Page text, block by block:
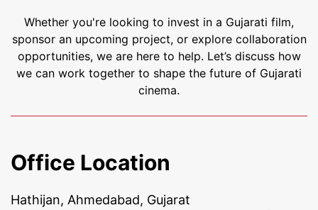
Whether you're looking to invest in a Gujarati film,
sponsor an upcoming project, or explore collaboration
opportunities, we are here to help. Let’s discuss how
we can work together to shape the future of Gujarati
cinema.
Office Location
Hathijan, Ahmedabad, Gujarat